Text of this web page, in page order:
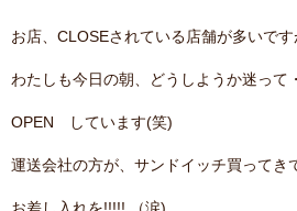
お店、CLOSEされている店舗が多いです
わたしも今日の朝、どうしようか迷って
OPEN しています(笑)
運送会社の方が、サンドイッチ買ってき
お差し入れを!!!!! （涙)